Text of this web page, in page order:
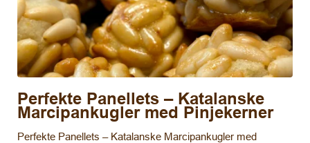
Perfekte Panellets – Katalanske
Marcipankugler med Pinjekerner
Perfekte Panellets – Katalanske Marcipankugler med